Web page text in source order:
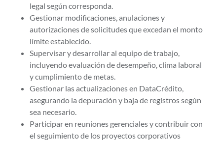
legal según corresponda.
Gestionar modificaciones, anulaciones y
autorizaciones de solicitudes que excedan el monto
límite establecido.
Supervisar y desarrollar al equipo de trabajo,
incluyendo evaluación de desempeño, clima laboral
y cumplimiento de metas.
Gestionar las actualizaciones en DataCrédito,
asegurando la depuración y baja de registros según
sea necesario.
Participar en reuniones gerenciales y contribuir con
el seguimiento de los proyectos corporativos